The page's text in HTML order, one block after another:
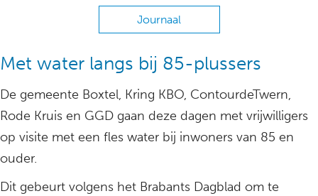
Journaal
Met water langs bij 85-plussers
De gemeente Boxtel, Kring KBO, ContourdeTwern,
Rode Kruis en GGD gaan deze dagen met vrijwilligers
op visite met een fles water bij inwoners van 85 en
ouder.
Dit gebeurt volgens het Brabants Dagblad om te